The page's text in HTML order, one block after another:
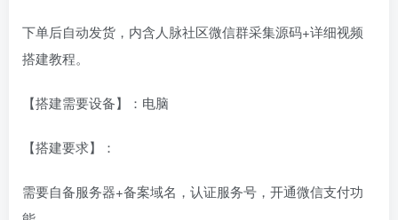
下单后自动发货，内含人脉社区微信群采集源码+详细视频
搭建教程。
【搭建需要设备】：电脑
【搭建要求】：
需要自备服务器+备案域名，认证服务号，开通微信支付功